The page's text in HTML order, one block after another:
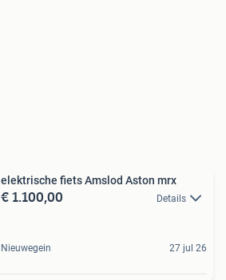
elektrische fiets Amslod Aston mrx
€ 1.100,00 Details
Nieuwegein 27 jul 26